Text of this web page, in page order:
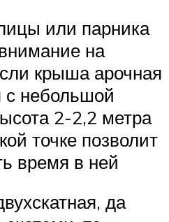
или парника
на
крыша арочная
с небольшой
2-2,2 метра
точке позволит
время в ней
да